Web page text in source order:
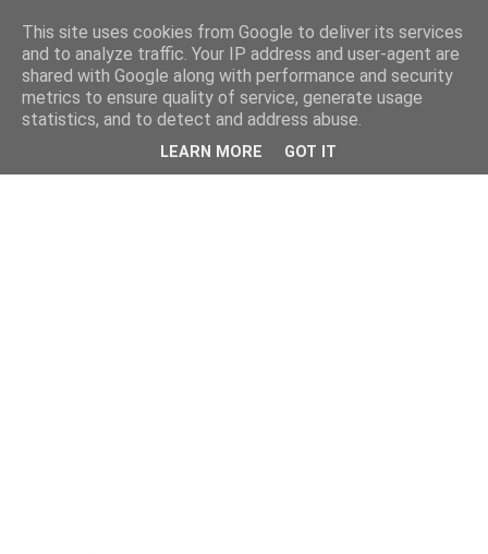
This site uses cookies from Google to deliver its services
and to analyze traffic. Your IP address and user-agent are
shared with Google along with performance and security
metrics to ensure quality of service, generate usage
statistics, and to detect and address abuse.
LEARN MORE GOT IT